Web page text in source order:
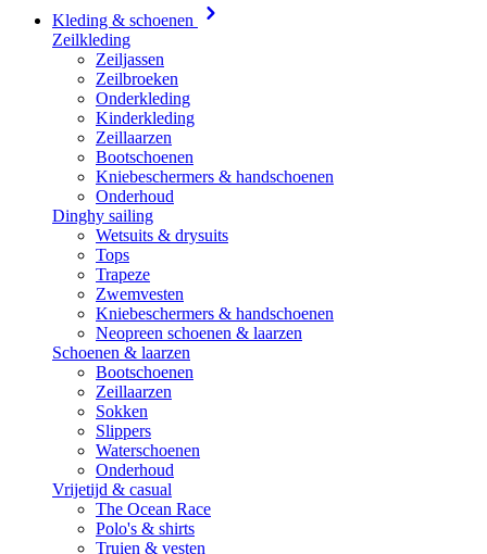
Kleding & schoenen
Zeilkleding
Zeiljassen
Zeilbroeken
Onderkleding
Kinderkleding
Zeillaarzen
Bootschoenen
Kniebeschermers & handschoenen
Onderhoud
Dinghy sailing
Wetsuits & drysuits
Tops
Trapeze
Zwemvesten
Kniebeschermers & handschoenen
Neopreen schoenen & laarzen
Schoenen & laarzen
Bootschoenen
Zeillaarzen
Sokken
Slippers
Waterschoenen
Onderhoud
Vrijetijd & casual
The Ocean Race
Polo's & shirts
Truien & vesten